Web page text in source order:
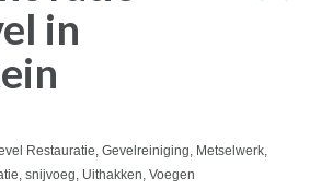
in
Restauratie, Gevelreiniging, Metselwerk,
, snijvoeg, Uithakken, Voegen